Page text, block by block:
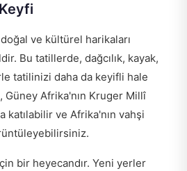
ve kültürel harikaları
Bu tatillerde, dağcılık, kayak,
tatilinizi daha da keyifli hale
Afrika'nın Kruger Millî
katılabilir ve Afrika'nın vahşi
bir heyecandır. Yeni yerler